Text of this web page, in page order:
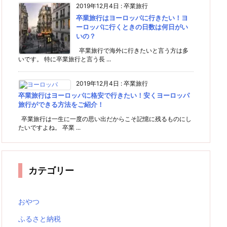
2019年12月4日 : 卒業旅行
卒業旅行はヨーロッパに行きたい！ヨ
ーロッパに行くときの日数は何日がい
いの？
卒業旅行で海外に行きたいと言う方は多
いです。 特に卒業旅行と言う長 ...
2019年12月4日 : 卒業旅行
卒業旅行はヨーロッパに格安で行きたい！安くヨーロッパ
旅行ができる方法をご紹介！
卒業旅行は一生に一度の思い出だからこそ記憶に残るものにし
たいですよね。 卒業 ...
カテゴリー
おやつ
ふるさと納税